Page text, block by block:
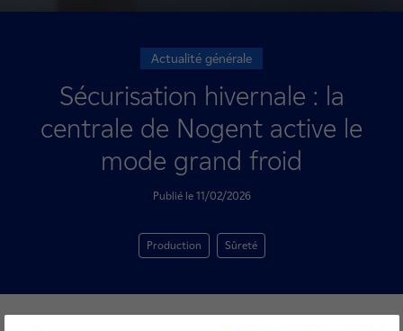
Actualité générale
Sécurisation hivernale : la
centrale de Nogent active le
mode grand froid
Publié le 11/02/2026
Production Sûreté